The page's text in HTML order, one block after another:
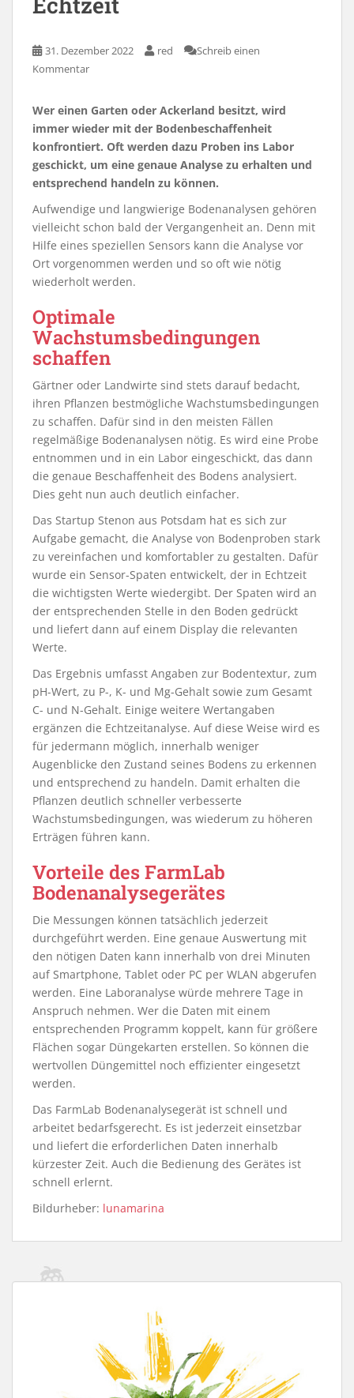
31. Dezember 2022 red
Schreib einen
Kommentar
Wer einen Garten oder Ackerland besitzt, wird
immer wieder mit der Bodenbeschaffenheit
konfrontiert. Oft werden dazu Proben ins Labor
geschickt, um eine genaue Analyse zu erhalten und
entsprechend handeln zu können.
Aufwendige und langwierige Bodenanalysen gehören
vielleicht schon bald der Vergangenheit an. Denn mit
Hilfe eines speziellen Sensors kann die Analyse vor
Ort vorgenommen werden und so oft wie nötig
wiederholt werden.
Optimale
Wachstumsbedingungen
schaffen
Gärtner oder Landwirte sind stets darauf bedacht,
ihren Pflanzen bestmögliche Wachstumsbedingungen
zu schaffen. Dafür sind in den meisten Fällen
regelmäßige Bodenanalysen nötig. Es wird eine Probe
entnommen und in ein Labor eingeschickt, das dann
die genaue Beschaffenheit des Bodens analysiert.
Dies geht nun auch deutlich einfacher.
Das Startup Stenon aus Potsdam hat es sich zur
Aufgabe gemacht, die Analyse von Bodenproben stark
zu vereinfachen und komfortabler zu gestalten. Dafür
wurde ein Sensor-Spaten entwickelt, der in Echtzeit
die wichtigsten Werte wiedergibt. Der Spaten wird an
der entsprechenden Stelle in den Boden gedrückt
und liefert dann auf einem Display die relevanten
Werte.
Das Ergebnis umfasst Angaben zur Bodentextur, zum
pH-Wert, zu P-, K- und Mg-Gehalt sowie zum Gesamt
C- und N-Gehalt. Einige weitere Wertangaben
ergänzen die Echtzeitanalyse. Auf diese Weise wird es
für jedermann möglich, innerhalb weniger
Augenblicke den Zustand seines Bodens zu erkennen
und entsprechend zu handeln. Damit erhalten die
Pflanzen deutlich schneller verbesserte
Wachstumsbedingungen, was wiederum zu höheren
Erträgen führen kann.
Vorteile des FarmLab
Bodenanalysegerätes
Die Messungen können tatsächlich jederzeit
durchgeführt werden. Eine genaue Auswertung mit
den nötigen Daten kann innerhalb von drei Minuten
auf Smartphone, Tablet oder PC per WLAN abgerufen
werden. Eine Laboranalyse würde mehrere Tage in
Anspruch nehmen. Wer die Daten mit einem
entsprechenden Programm koppelt, kann für größere
Flächen sogar Düngekarten erstellen. So können die
wertvollen Düngemittel noch effizienter eingesetzt
werden.
Das FarmLab Bodenanalysegerät ist schnell und
arbeitet bedarfsgerecht. Es ist jederzeit einsetzbar
und liefert die erforderlichen Daten innerhalb
kürzester Zeit. Auch die Bedienung des Gerätes ist
schnell erlernt.
Bildurheber: lunamarina